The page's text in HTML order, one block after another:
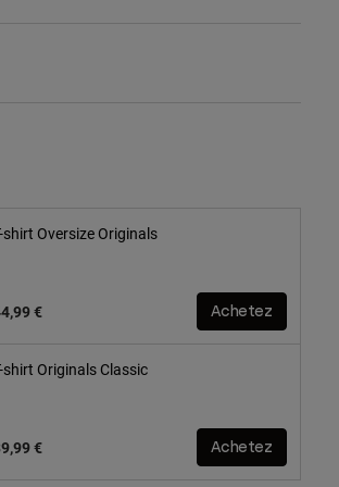
shirt Oversize Originals
€ Achetez
shirt Originals Classic
€ Achetez